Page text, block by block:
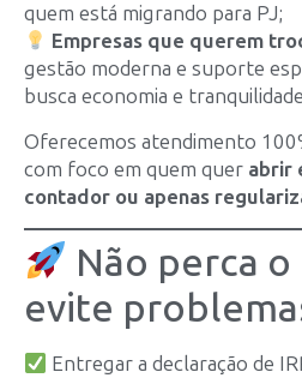
quem está migrando para PJ;
Empresas que querem
gestão moderna e suporte
busca economia e
Oferecemos atendimento
com foco em quem quer abrir
contador ou apenas
Não perca o
evite
Entregar a declaração de